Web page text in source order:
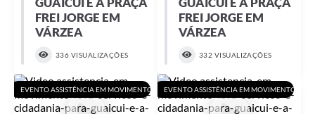
A Prefeitura
A Nossa Cidade
Enfrentando o COVID-19
Contratos
FREI JORGE EM
VÁRZEA
336 VISUALIZAÇÕES
FREI JORGE EM
VÁRZEA
332 VISUALIZAÇÕES
EVENTO ASSISTÊNCIA EM MOVIMENTO EVENTO ASSISTÊNCIA EM MOVIMENTO